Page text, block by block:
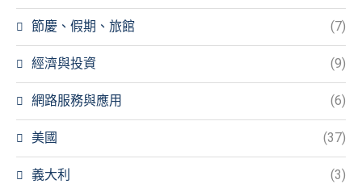
節慶、假期、旅館 (7)
經濟與投資 (9)
網路服務與應用 (6)
美國 (37)
義大利 (3)